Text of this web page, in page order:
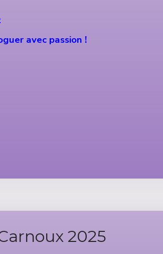
avec passion !
2025